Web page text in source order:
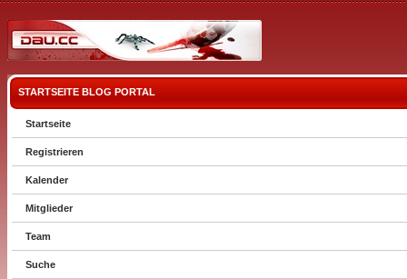
STARTSEITE BLOG PORTAL
Startseite
Registrieren
Kalender
Mitglieder
Team
Suche